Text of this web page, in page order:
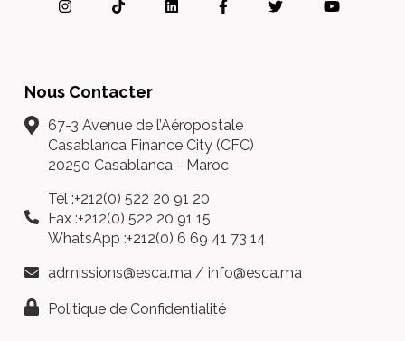
Nous Contacter
67-3 Avenue de l’Aéropostale
Casablanca Finance City (CFC)
20250 Casablanca - Maroc
Tél :+212(0) 522 20 91 20
Fax :+212(0) 522 20 91 15
WhatsApp :+212(0) 6 69 41 73 14
admissions@esca.ma / info@esca.ma
Politique de Confidentialité